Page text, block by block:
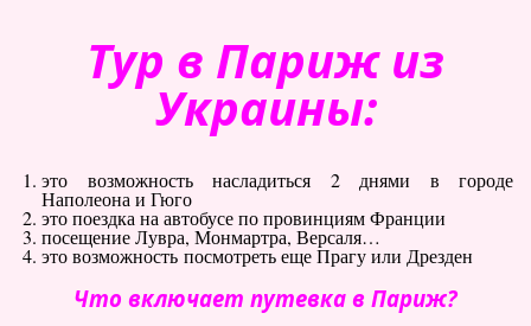
Справочник туриста
Тур в Париж из
Украины:
это возможность насладиться 2 днями в городе
Наполеона и Гюго
это поездка на автобусе по провинциям Франции
посещение Лувра, Монмартра, Версаля…
это возможность посмотреть еще Прагу или Дрезден
Что включает путевка в Париж?